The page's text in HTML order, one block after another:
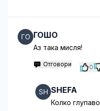
ГОШО
Аз така мисля!
Отговори 0
SHEFA
Колко глупаво